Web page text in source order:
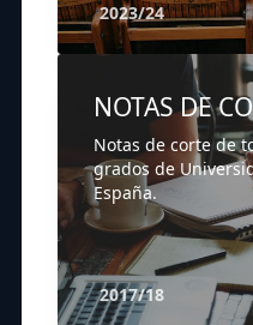
2023/24
NOTAS DE
Notas de corte de
grados de
España.
2017/18